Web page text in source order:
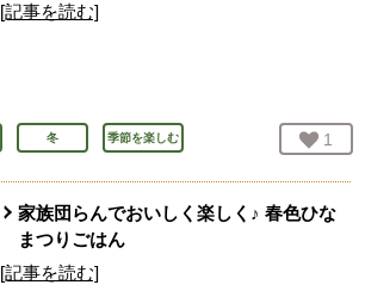
[記事を読む]
冬 季節を楽しむ お気
1
家族団らんでおいしく楽しく♪ 春色ひな
まつりごはん
[記事を読む]